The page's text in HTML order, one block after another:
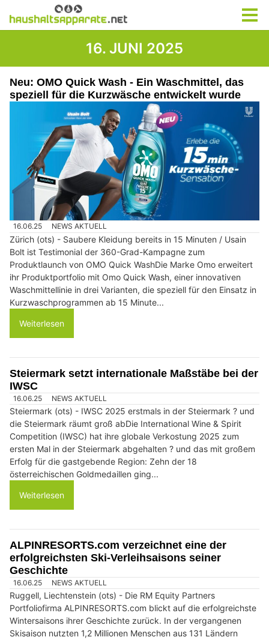
16. JUNI 2025
Neu: OMO Quick Wash - Ein Waschmittel, das
speziell für die Kurzwäsche entwickelt wurde
16.06.25 NEWS AKTUELL
Zürich (ots) - Saubere Kleidung bereits in 15 Minuten / Usain
Bolt ist Testimonial der 360-Grad-Kampagne zum
Produktlaunch von OMO Quick WashDie Marke Omo erweitert
ihr Produktportfolio mit Omo Quick Wash, einer innovativen
Waschmittellinie in drei Varianten, die speziell für den Einsatz in
Kurzwaschprogrammen ab 15 Minute...
Weiterlesen
Steiermark setzt internationale Maßstäbe bei der
IWSC
16.06.25 NEWS AKTUELL
Steiermark (ots) - IWSC 2025 erstmals in der Steiermark ? und
die Steiermark räumt groß abDie International Wine & Spirit
Competition (IWSC) hat ihre globale Verkostung 2025 zum
ersten Mal in der Steiermark abgehalten ? und das mit großem
Erfolg für die gastgebende Region: Zehn der 18
österreichischen Goldmedaillen ging...
Weiterlesen
ALPINRESORTS.com verzeichnet eine der
erfolgreichsten Ski-Verleihsaisons seiner
Geschichte
16.06.25 NEWS AKTUELL
Ruggell, Liechtenstein (ots) - Die RM Equity Partners
Portfoliofirma ALPINRESORTS.com blickt auf die erfolgreichste
Wintersaisons ihrer Geschichte zurück. In der vergangenen
Skisaison nutzten 1,2 Millionen Menschen aus 131 Ländern